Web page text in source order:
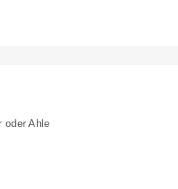
oder Ahle